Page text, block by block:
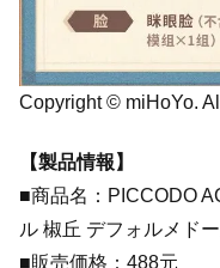
Copyright © miHoYo.
【製品情報】
■商品名：PICCODO
ル 椒丘 デフォルメド
■販売価格：488元